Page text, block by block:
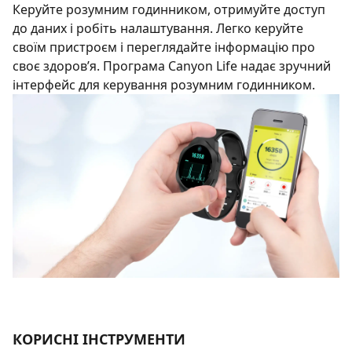
Керуйте розумним годинником, отримуйте доступ
до даних і робіть налаштування. Легко керуйте
своїм пристроєм і переглядайте інформацію про
своє здоров’я. Програма Canyon Life надає зручний
інтерфейс для керування розумним годинником.
КОРИСНІ ІНСТРУМЕНТИ